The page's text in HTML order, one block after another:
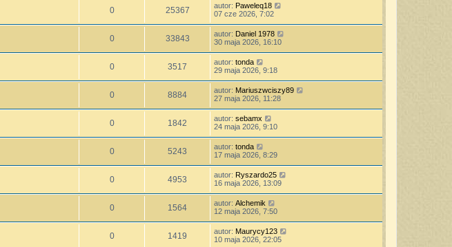
0 25367 autor: Paweleq18
07 cze 2026, 7:02
0 33843 autor: Daniel 1978
30 maja 2026, 16:10
0 3517 autor: tonda
29 maja 2026, 9:18
0 8884 autor: Mariuszwciszy89
27 maja 2026, 11:28
0 1842 autor: sebamx
24 maja 2026, 9:10
0 5243 autor: tonda
17 maja 2026, 8:29
0 4953 autor: Ryszardo25
16 maja 2026, 13:09
0 1564 autor: Alchemik
12 maja 2026, 7:50
0 1419 autor: Maurycy123
10 maja 2026, 22:05